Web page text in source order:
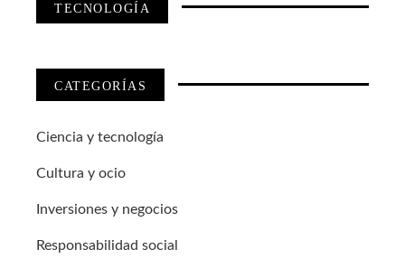
TECNOLOGÍA
CATEGORÍAS
Ciencia y tecnología
Cultura y ocio
Inversiones y negocios
Responsabilidad social